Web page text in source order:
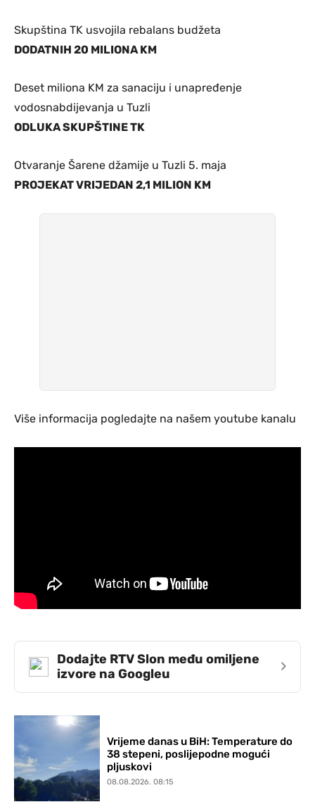
Skupština TK usvojila rebalans budžeta
DODATNIH 20 MILIONA KM
Deset miliona KM za sanaciju i unapređenje
vodosnabdijevanja u Tuzli
ODLUKA SKUPŠTINE TK
Otvaranje Šarene džamije u Tuzli 5. maja
PROJEKAT VRIJEDAN 2,1 MILION KM
Više informacija pogledajte na našem youtube kanalu
Dodajte RTV Slon među omiljene
izvore na Googleu
›
Vrijeme danas u BiH: Temperature do
38 stepeni, poslijepodne mogući
pljuskovi
08.08.2026. 08:15